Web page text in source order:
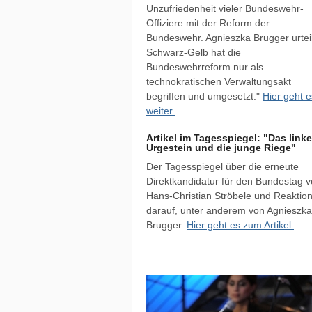
Unzufriedenheit vieler Bundeswehr-
Offiziere mit der Reform der
Bundeswehr. Agnieszka Brugger
Schwarz-Gelb hat die
Bundeswehrreform nur als
technokratischen Verwaltungsakt
begriffen und umgesetzt." Hier geht
weiter.
Artikel im Tagesspiegel: "Das linke
Urgestein und die junge Riege"
Der Tagesspiegel über die erneute
Direktkandidatur für den Bundestag
Hans-Christian Ströbele und
darauf, unter anderem von Agnieszka
Brugger. Hier geht es zum Artikel.